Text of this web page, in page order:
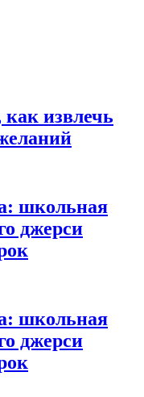
как извлечь
школьная
джерси
школьная
джерси